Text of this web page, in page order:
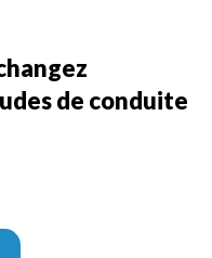
de conduite